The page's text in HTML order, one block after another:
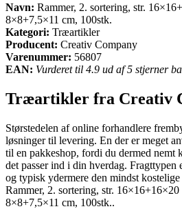
Navn: Rammer, 2. sortering, str.
8×8+7,5×11 cm, 100stk.
Kategori: Træartikler
Producent: Creativ Company
Varenummer: 56807
EAN: Vurderet til 4.9 ud af 5 stjerner
Træartikler fra Creativ
Størstedelen af online forhandlere
løsninger til levering. En der er meget
til en pakkeshop, fordi du dermed nemt
det passer ind i din hverdag.
og typisk ydermere den mindst
Rammer, 2. sortering, str.
8×8+7,5×11 cm, 100stk..